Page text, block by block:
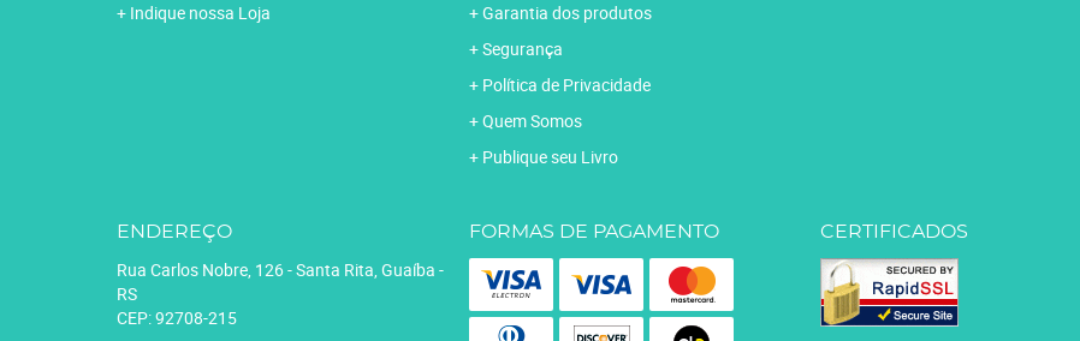
Indique nossa Loja
Garantia dos produtos
Segurança
Política de Privacidade
Quem Somos
Publique seu Livro
ENDEREÇO
Rua Carlos Nobre, 126-Santa Rita, Guaíba -
RS
CEP: 92708-215
FORMAS DE PAGAMENTO CERTIFICADOS